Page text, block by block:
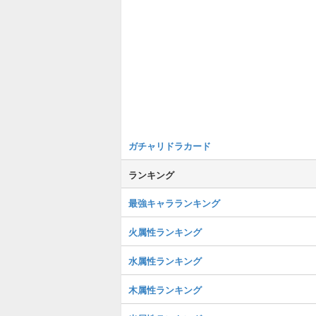
ガチャリドラカード
ランキング
最強キャラランキング
火属性ランキング
水属性ランキング
木属性ランキング